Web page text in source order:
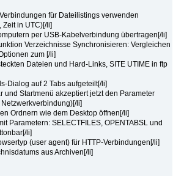
für Dateilistings verwenden
in UTC)[/li]
per USB-Kabelverbindung übertragen[/li]
Verzeichnisse Synchronisieren: Vergleichen
zum [/li]
Dateien und Hard-Links, SITE UTIME in ftp
Dialog auf 2 Tabs aufgeteilt[/li]
und Startmenü akzeptiert jetzt den Parameter
li]
Ordnern wie dem Desktop öffnen[/li]
Parametern: SELECTFILES, OPENTABSL und
li]
(user agent) für HTTP-Verbindungen[/li]
aus Archiven[/li]